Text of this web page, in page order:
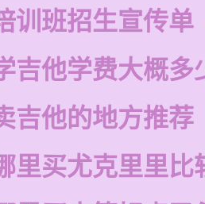
训班招生宣传单
吉他学费大概多
吉他的地方推荐
里买尤克里里比